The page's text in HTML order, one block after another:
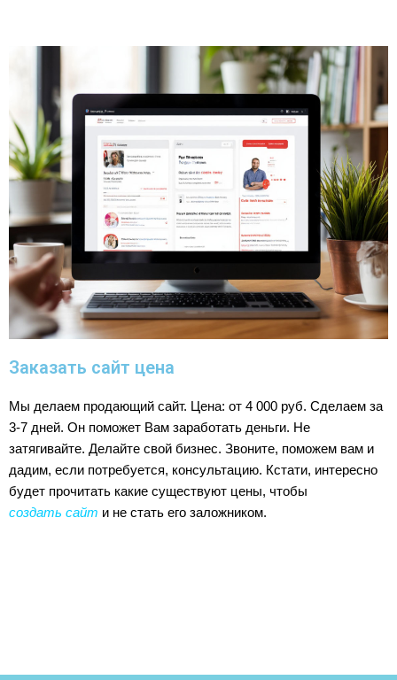
Заказать сайт цена
Мы делаем продающий сайт. Цена: от 4 000 руб. Сделаем за
3-7 дней. Он поможет Вам заработать деньги. Не
затягивайте. Делайте свой бизнес. Звоните, поможем вам и
дадим, если потребуется, консультацию. Кстати, интересно
будет прочитать какие существуют цены, чтобы
создать сайт и не стать его заложником.